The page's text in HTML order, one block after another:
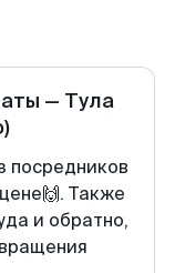
— Тула
посредников
Также
и обратно,